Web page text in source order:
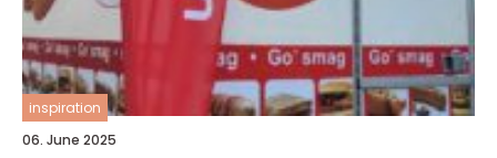
inspiration
06. June 2025